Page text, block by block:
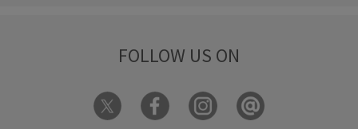
FOLLOW US ON